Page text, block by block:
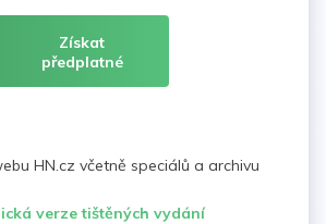
Získat
předplatné
HN.cz včetně speciálů a archivu
verze tištěných vydání